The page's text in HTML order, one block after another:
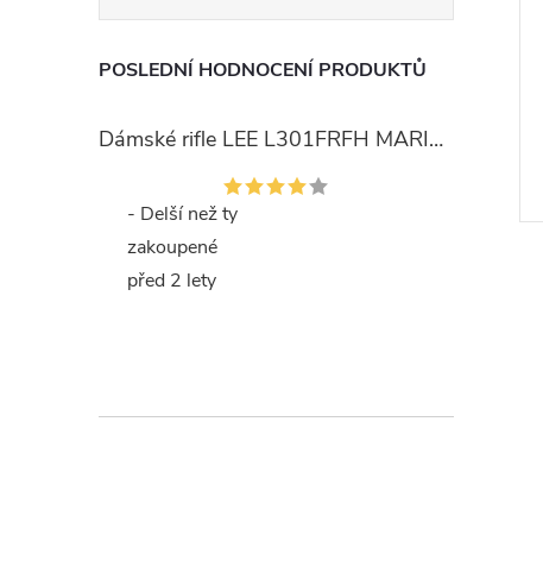
POSLEDNÍ HODNOCENÍ PRODUKTŮ
Dámské rifle LEE L301FRFH MARION STRAIGHT RINSE
- Delší než ty
zakoupené
před 2 lety